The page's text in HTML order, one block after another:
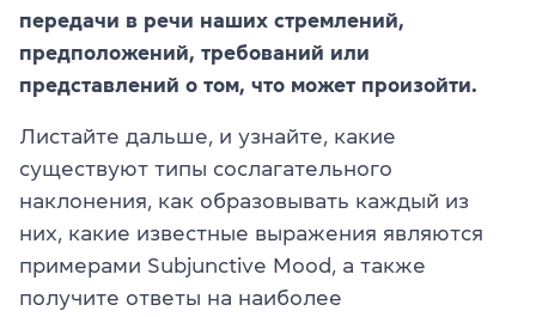
передачи в речи наших стремлений,
предположений, требований или
представлений о том, что может произойти.
Листайте дальше, и узнайте, какие
существуют типы сослагательного
наклонения, как образовывать каждый из
них, какие известные выражения являются
примерами Subjunctive Mood, а также
получите ответы на наиболее